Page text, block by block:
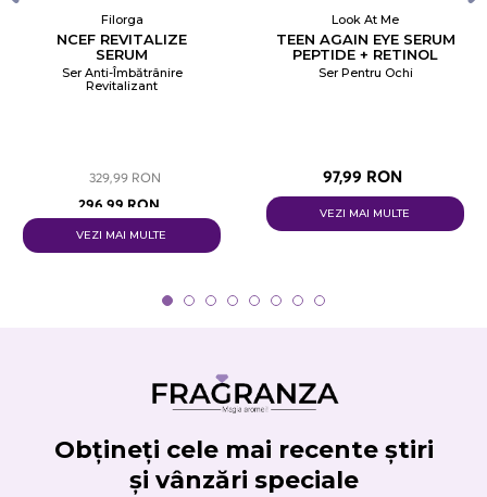
Filorga
NCEF REVITALIZE
SERUM
Ser Anti-Îmbătrânire
Revitalizant
329,99 RON
296,99 RON
VEZI MAI MULTE
Look At Me
TEEN AGAIN EYE SERUM
PEPTIDE + RETINOL
Ser Pentru Ochi
97,99 RON
VEZI MAI MULTE
Obțineți cele mai recente știri
și vânzări speciale